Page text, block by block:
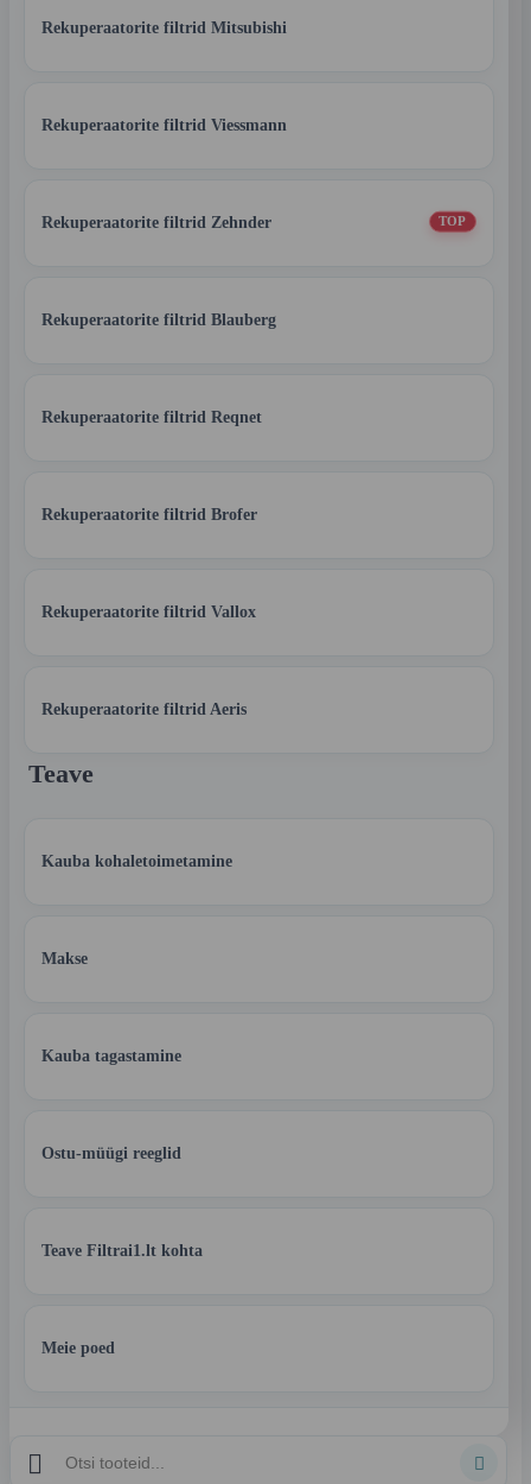
Rekuperaatorite filtrid Mitsubishi
Rekuperaatorite filtrid Viessmann
Rekuperaatorite filtrid Zehnder TOP
Rekuperaatorite filtrid Blauberg
Rekuperaatorite filtrid Reqnet
Rekuperaatorite filtrid Brofer
Rekuperaatorite filtrid Vallox
Rekuperaatorite filtrid Aeris
Teave
Kauba kohaletoimetamine
Makse
Kauba tagastamine
Ostu-müügi reeglid
Teave Filtrai1.lt kohta
Meie poed
 